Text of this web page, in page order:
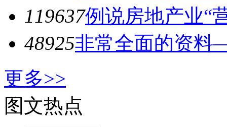
119637例说房地产业“
48925非常全面的资料
更多>>
图文热点